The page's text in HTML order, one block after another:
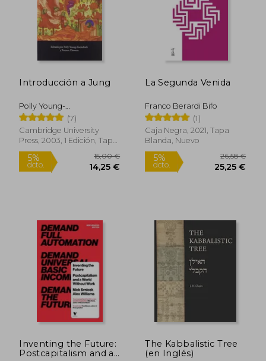
27,70 €
Introducción a Jung
Polly Young-
Eisendrath,Terence
Dawson
(7)
Cambridge University
Press, 2003, 1 Edición, Tapa
Blanda, Nuevo
La Segunda Venida
Franco Berardi Bifo
(1)
Caja Negra, 2021, Tapa
Blanda, Nuevo
Inventing the Future:
Postcapitalism and a
The Kabbalistic Tree
(en Inglés)